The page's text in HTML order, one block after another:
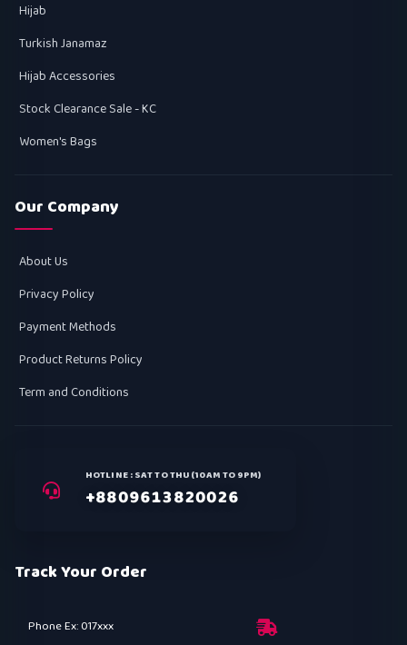
Hijab
Turkish Janamaz
Hijab Accessories
Stock Clearance Sale - KC
Women's Bags
Our Company
About Us
Privacy Policy
Payment Methods
Product Returns Policy
Term and Conditions
HOTLINE : SAT TO THU (10AM TO 9PM)
+8809613820026
Track Your Order